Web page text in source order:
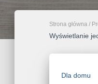
Strona główna /
Wyświetlanie
Dla domu